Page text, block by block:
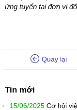
ứng tuyển tại đơn vị
Quay lại
Tin mới
15/06/2025 Cơ hội